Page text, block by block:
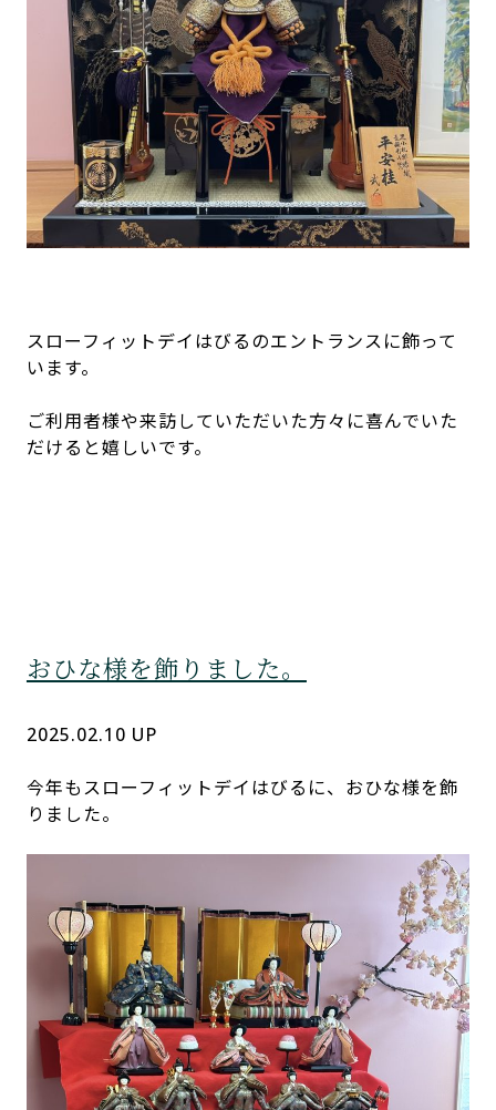
スローフィットデイはびるのエントランスに飾って
います。
ご利用者様や来訪していただいた方々に喜んでいた
だけると嬉しいです。
おひな様を飾りました。
2025.02.10 UP
今年もスローフィットデイはびるに、おひな様を飾
りました。